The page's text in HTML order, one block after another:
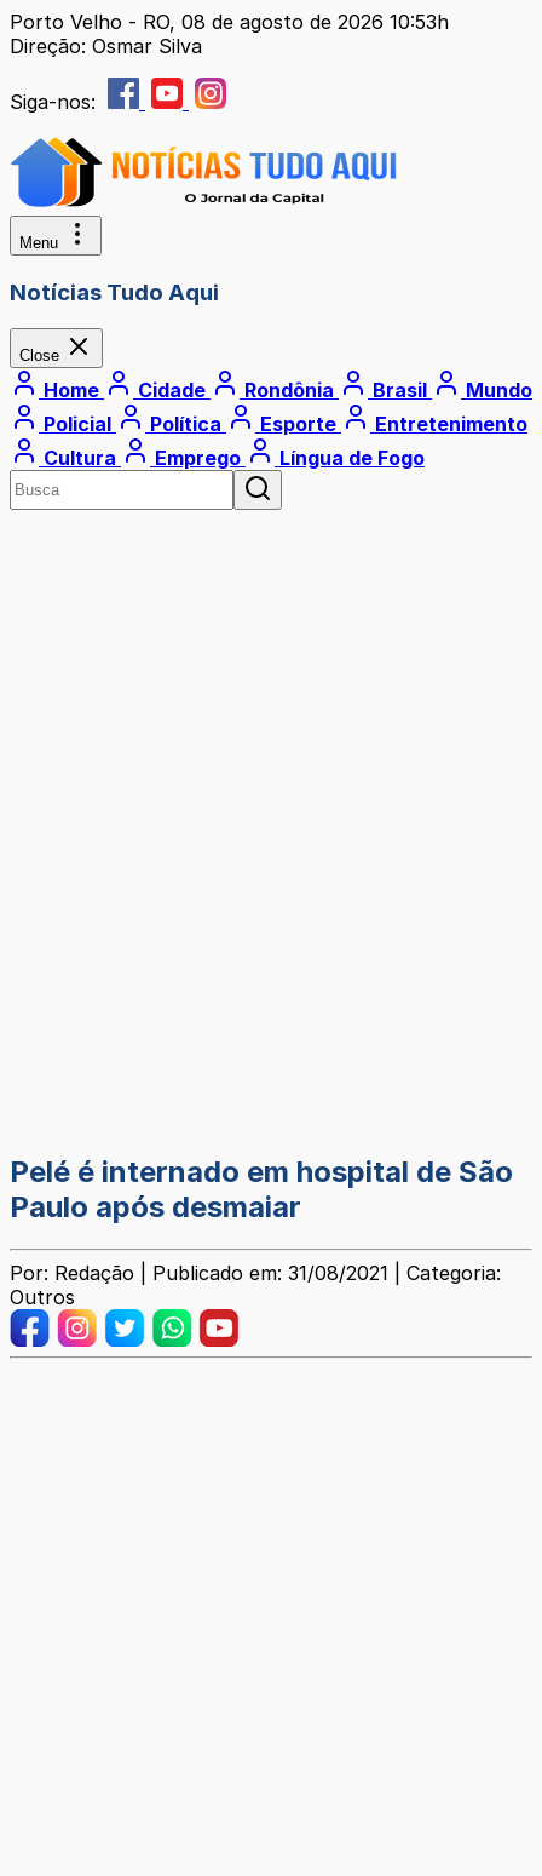
Porto Velho - RO, 08 de agosto de 2026 10:53h
Direção: Osmar Silva
Siga-nos:
Menu
Notícias Tudo Aqui
Close
Home Cidade Rondônia Brasil
Mundo
Policial
Política Esporte
Entretenimento
Cultura
Emprego Língua de Fogo
Pelé é internado em hospital de São
Paulo após desmaiar
Por: Redação | Publicado em: 31/08/2021 | Categoria:
Outros